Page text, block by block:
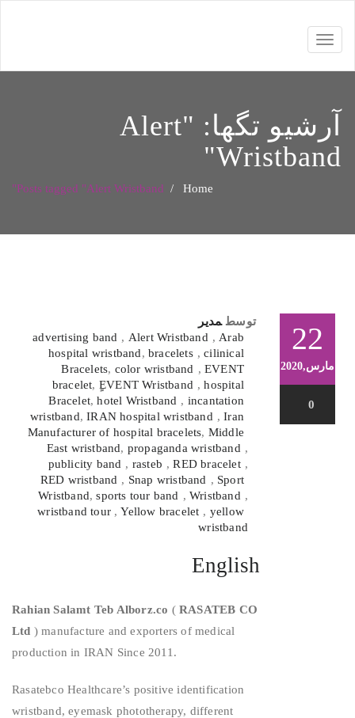
Toggle
navigation
آرشیو تگها: "Alert
Wristband
"
Home
/
Posts tagged "Alert Wristband"
22
مارس,2020
0
توسط مدیر
advertising band , Alert Wristband , Arab
hospital wristband, bracelets ,cilinical
Bracelets, color wristband , EVENT
bracelet, ٍEVENT Wristband ,hospital
Bracelet,hotel Wristband , incantation
wristband,IRAN hospital wristband ,Iran
Manufacturer of hospital bracelets, Middle
East wristband, propaganda wristband ,
publicity band , rasteb ,RED bracelet ,
RED wristband , Snap wristband , Sport
Wristband,sports tour band , Wristband ,
wristband tour ,Yellow bracelet , yellow
wristband
English
Rahian Salamt Teb Alborz.co (RASATEB CO
Ltd ) manufacture and exporters of medical
production in IRAN Since 2011.
Rasatebco Healthcare’s positive identification
wristband, eyemask phototherapy, different